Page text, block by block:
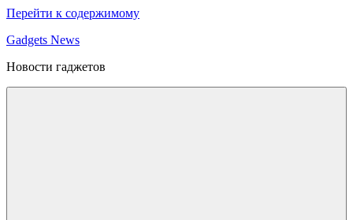
Перейти к содержимому
Gadgets News
Новости гаджетов